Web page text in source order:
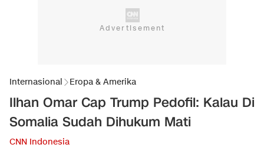
Internasional Eropa & Amerika
Ilhan Omar Cap Trump Pedofil: Kalau Di
Somalia Sudah Dihukum Mati
CNN Indonesia